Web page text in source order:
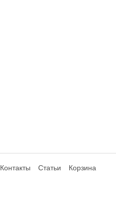
Контакты Статьи Корзина